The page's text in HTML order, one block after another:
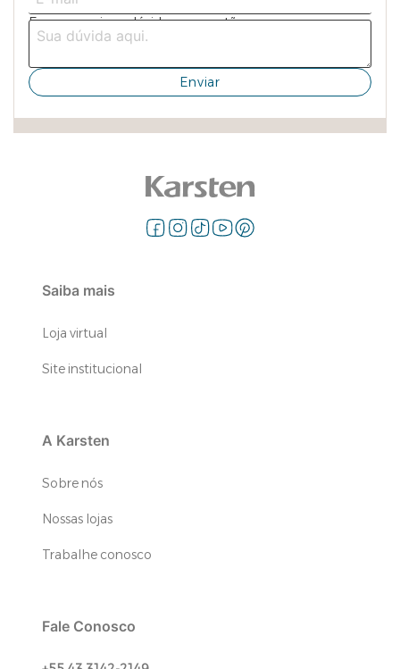
Saiba mais
Loja virtual
Site institucional
A Karsten
Sobre nós
Nossas lojas
Trabalhe conosco
Fale Conosco
Escreva aqui sua dúvida ou sugestão: